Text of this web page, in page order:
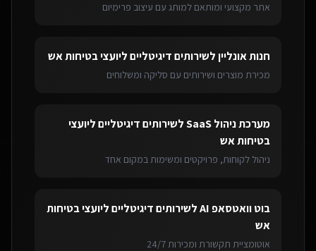
אתר מקצועי ומותאם למותג עם עיצוב פרימיום
חנות אונלייןלשירותים דיגיטליים ליועצי בטיחות אש
מכירת מוצרים ושירותים עם סליקה ומשלוחים
מערכת ניהול SaaS לשירותים דיגיטליים ליועצי
בטיחות אש
ניהול לקוחות, פרויקטים ומשימות במקום אחד
בוט וואטסאפ AI לשירותים דיגיטליים ליועצי בטיחות
אש
אוטומציית תקשורת ומכירות 24/7